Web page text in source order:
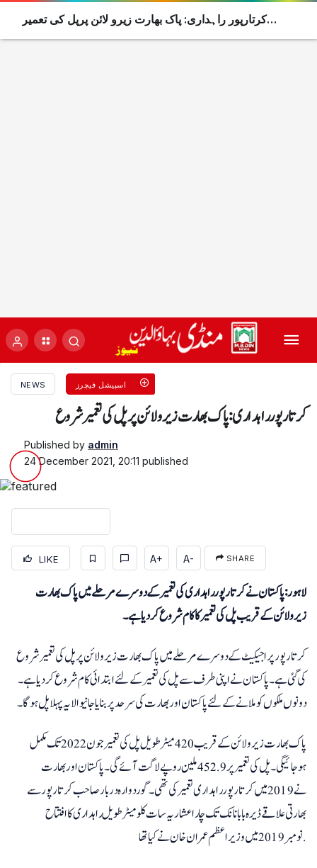
NEWS اسپیشل فیچرز
کرتارپور راہداری: پاک بھارت زیرو لائن پرپل کی تعمیر شروع
Published by admin
24 December 2021, 20:11 published
LIKE A+ A- SHARE
لاہور: پاکستان نے کرتارپور راہداری کی تعمیر کے دوسرے مرحلے میں پاک بھارت
زیرولائن کے قریب پل کی تعمیرکاکام شروع کردیاہے۔
کرتارپور پراجیکیٹ کے دوسرے مرحلے میں پاک بھارت زیرولائن پر پل کی تعمیر شروع
کی گئی ہے۔ پاکستان نے اپنی طرف سے پل کی تعمیرکے لئے ابتدائی کام شروع کردیا ہے۔
دونوں ملکوں کوملانے کے لئے پاکستان اوربھارت کی سرحد پربنایاجانیوالا یہ پہلا پل ہوگا۔
پاک بھارت زیرو لائن کے قریب420 میٹرطویل پل کی تعمیرجون 2022 تک مکمل
ہوجائیگی۔ پل کی تعمیرپر 452.9 ملین روپے لاگت آئے گی۔ پاکستان اوربھارت
نے2019 میں کرتارپور راہداری تعمیرکی تھی۔ گوردوارہ دربار صاحب کرتارپور سے
بھارتی علاقے ڈیرہ بابانانک تک چاراعشاریہ سات کلومیٹرطویل راہداری کاافتتاح
نومبر 2019 میں وزیراعظم عمران خان نے کیا تھا.
کرتارپور راہداری: پاک بھارت زیرو لائن پرپل کی تعمیر